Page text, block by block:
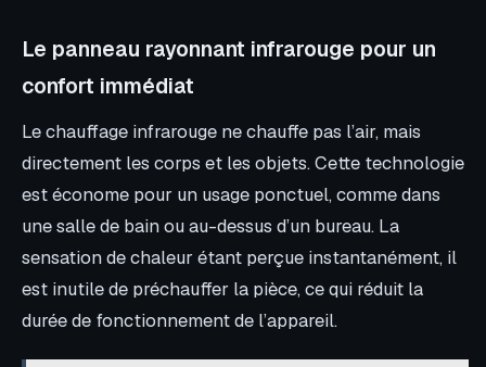
Le panneau rayonnant infrarouge pour un
confort immédiat
Le chauffage infrarouge ne chauffe pas l’air, mais
directement les corps et les objets. Cette technologie
est économe pour un usage ponctuel, comme dans
une salle de bain ou au-dessus d’un bureau. La
sensation de chaleur étant perçue instantanément, il
est inutile de préchauffer la pièce, ce qui réduit la
durée de fonctionnement de l’appareil.